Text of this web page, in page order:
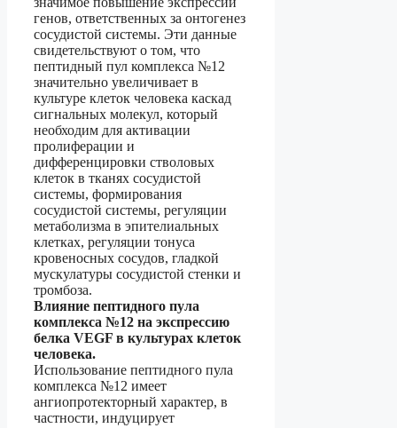
генов, ответственных за онтогенез
сосудистой системы. Эти данные
свидетельствуют о том, что
пептидный пул комплекса №12
значительно увеличивает в
культуре клеток человека каскад
сигнальных молекул, который
необходим для активации
пролиферации и
дифференцировки стволовых
клеток в тканях сосудистой
системы, формирования
сосудистой системы, регуляции
метаболизма в эпителиальных
клетках, регуляции тонуса
кровеносных сосудов, гладкой
мускулатуры сосудистой стенки и
тромбоза.
Влияние пептидного пула
комплекса №12 на экспрессию
белка VEGF в культурах клеток
человека.
Использование пептидного пула
комплекса №12 имеет
ангиопротекторный характер, в
частности, индуцирует